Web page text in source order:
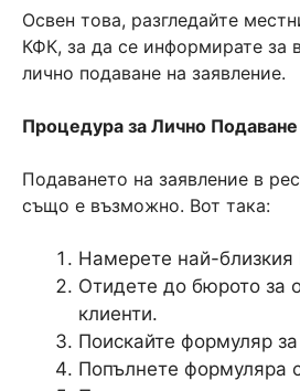
Освен това, разгледайте
КФК, за да се информирате за
лично подаване на заявление.
Процедура за Лично
Подаването на заявление в
също е възможно. Вот така:
Намерете най-близкия
Отидете до бюрото за
клиенти.
Поискайте формуляр
Попълнете формуляра